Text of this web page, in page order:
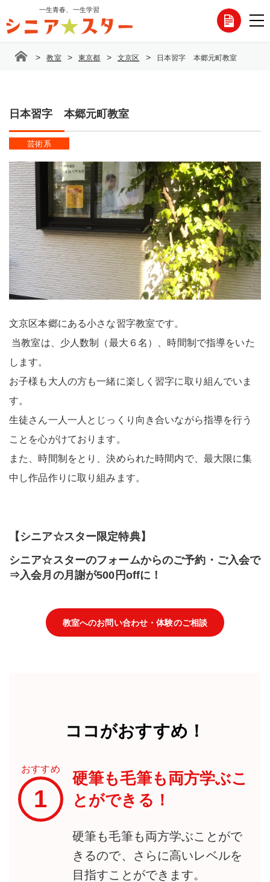
テ
一生青春、一生学習
各
わ
せ
> 教室 > 東京都 > 文京区 > 日本習字 本郷元町教室
日本習字 本郷元町教室
芸術系
文京区本郷にある小さな習字教室です。
​ 当教室は、少人数制（最大６名）、時間制で指導をいた
します。
お子様も大人の方も一緒に楽しく習字に取り組んでいま
す。
生徒さん一人一人とじっくり向き合いながら指導を行う
ことを心がけております。
また、時間制をとり、決められた時間内で、最大限に集
中し作品作りに取り組みます。
【シニア☆スター限定特典】
シニア☆スターのフォームからのご予約・ご入会で
⇒入会月の月謝が500円offに！
教室へのお問い合わせ・体験のご相談
ココがおすすめ！
おすすめ
1
硬筆も毛筆も両方学ぶこ
とができる！
硬筆も毛筆も両方学ぶことがで
きるので、さらに高いレベルを
目指すことができます。